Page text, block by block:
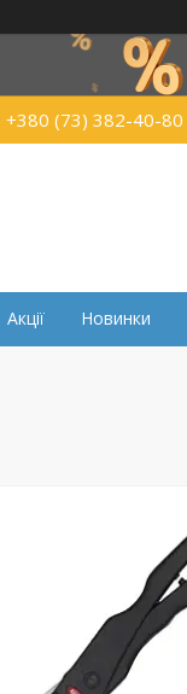
+380 (73) 382-40-80
Акції Новинки